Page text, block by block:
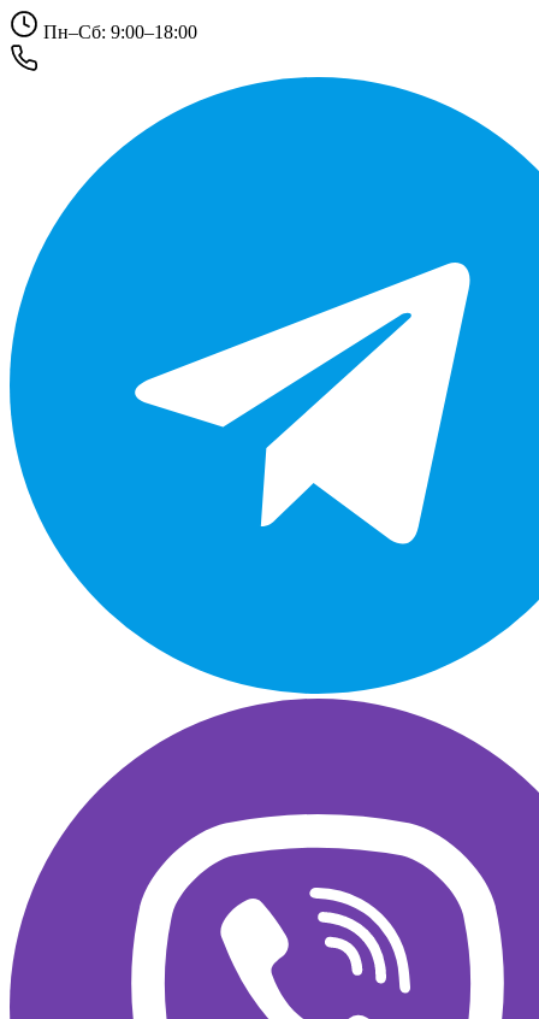
Пн–Сб: 9:00–18:00